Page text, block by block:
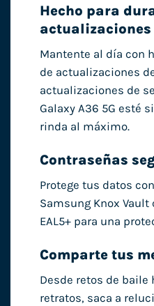
Hecho para
actualizaciones
Mantente al día con
de actualizaciones
actualizaciones de
Galaxy A36 5G esté
rinda al máximo.
Contraseñas
Protege tus datos
Samsung Knox
EAL5+ para una
Comparte tus
Desde retos de baile
retratos, saca a